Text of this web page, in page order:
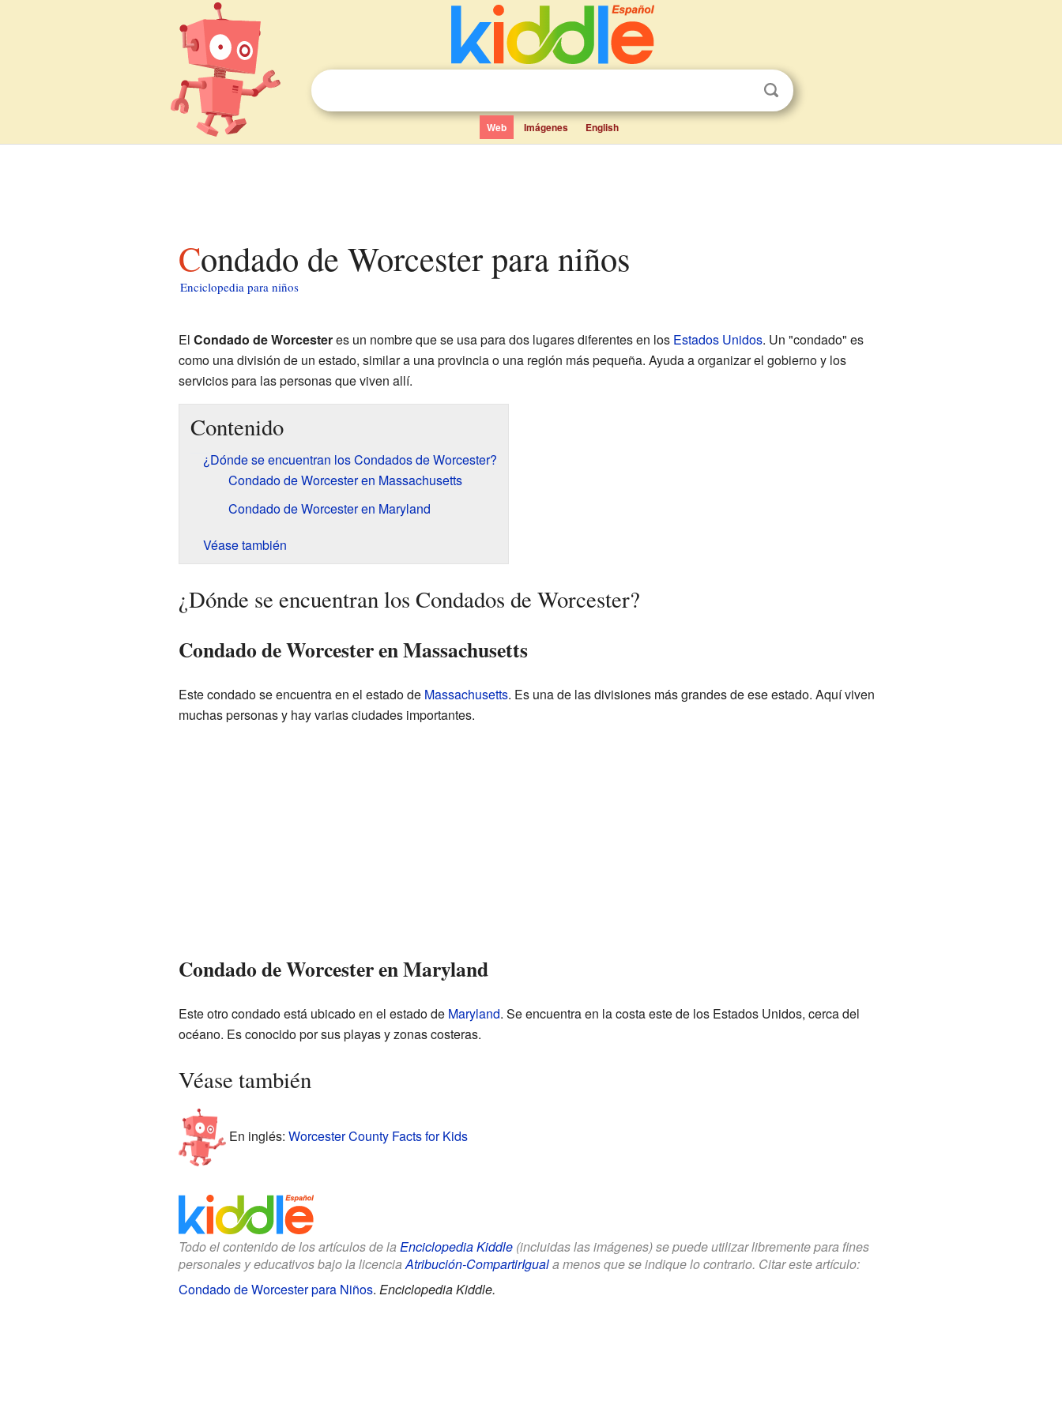
Web Imágenes English
Condado de Worcester para niños
Enciclopedia para niños
El Condado de Worcesteres un nombre que se usa para dos lugares diferentes en los Estados Unidos. Un "condado" es
como una división de un estado, similar a una provincia o una región más pequeña. Ayuda a organizar el gobierno y los
servicios para las personas que viven allí.
Contenido
¿Dónde se encuentran los Condados de Worcester?
Condado de Worcester en Massachusetts
Condado de Worcester en Maryland
Véase también
¿Dónde se encuentran los Condados de Worcester?
Condado de Worcester en Massachusetts
Este condado se encuentra en el estado de Massachusetts. Es una de las divisiones más grandes de ese estado. Aquí viven
muchas personas y hay varias ciudades importantes.
Condado de Worcester en Maryland
Este otro condado está ubicado en el estado de Maryland. Se encuentra en la costa este de los Estados Unidos, cerca del
océano. Es conocido por sus playas y zonas costeras.
Véase también
En inglés: Worcester County Facts for Kids
Todo el contenido de los artículos de la Enciclopedia Kiddle(incluidas las imágenes) se puede utilizar libremente para fines
personales y educativos bajo la licenciaAtribución-CompartirIguala menos que se indique lo contrario. Citar este artículo:
Condado de Worcester para Niños. Enciclopedia Kiddle.